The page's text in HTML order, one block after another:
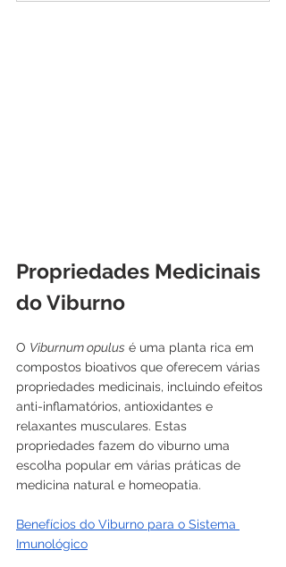
Propriedades Medicinais
do Viburno
O Viburnum opulus é uma planta rica em
compostos bioativos que oferecem várias
propriedades medicinais, incluindo efeitos
anti-inflamatórios, antioxidantes e
relaxantes musculares. Estas
propriedades fazem do viburno uma
escolha popular em várias práticas de
medicina natural e homeopatia.
Benefícios do Viburno para o Sistema
Imunológico